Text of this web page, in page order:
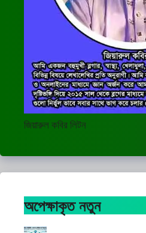
জিয়ারুল কবির লিটন
অপেক্ষাকৃত নতুন